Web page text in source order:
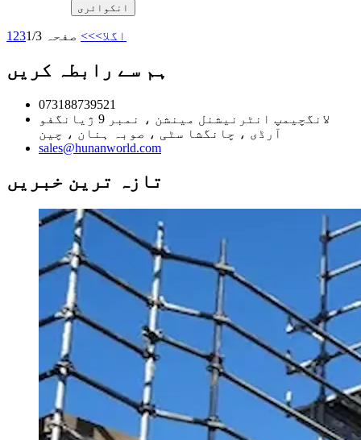
انکوائری
1 23 اگلا>>> صفحہ 1/3
ہم سے رابطہ کریں
073188739521
لانگچیمپ انٹرنیشنل مینشن ، نمبر 9 ژیانگفو
آرڈی ، چانگشا سٹی ، صوبہ ہنان ، چین
sales@hunanworld.com
تازہ ترین خبریں